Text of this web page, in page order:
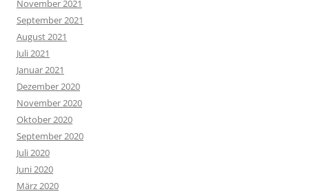
November 2021
September 2021
August 2021
Juli 2021
Januar 2021
Dezember 2020
November 2020
Oktober 2020
September 2020
Juli 2020
Juni 2020
März 2020